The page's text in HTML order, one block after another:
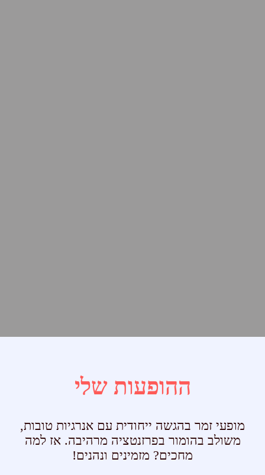
ההופעות שלי
מופעי זמר בהגשה ייחודית עם אנרגיות טובות,
משולב בהומור בפרזנטציה מרהיבה. אז למה
מחכים? מזמינים ונהנים!